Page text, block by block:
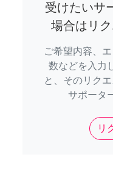
受けたいサ
場合はリ
ご希望内容、
数などを入力
と、そのリク
サポータ
リ